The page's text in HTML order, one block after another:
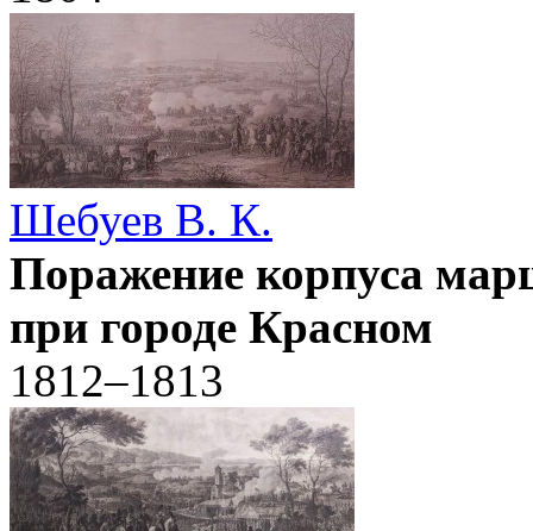
Шебуев В. К.
Поражение корпуса
при городе Красном
1812–1813